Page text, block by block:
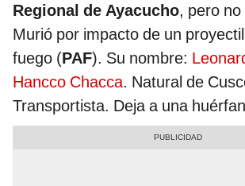
Regional de Ayacucho, pero
Murió por impacto de un
fuego (PAF). Su nombre:
Hancco Chacca. Natural de
Transportista. Deja a una